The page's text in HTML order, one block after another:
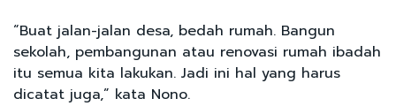
“Buat jalan-jalan desa, bedah rumah. Bangun
sekolah, pembangunan atau renovasi rumah ibadah
itu semua kita lakukan. Jadi ini hal yang harus
dicatat juga,” kata Nono.